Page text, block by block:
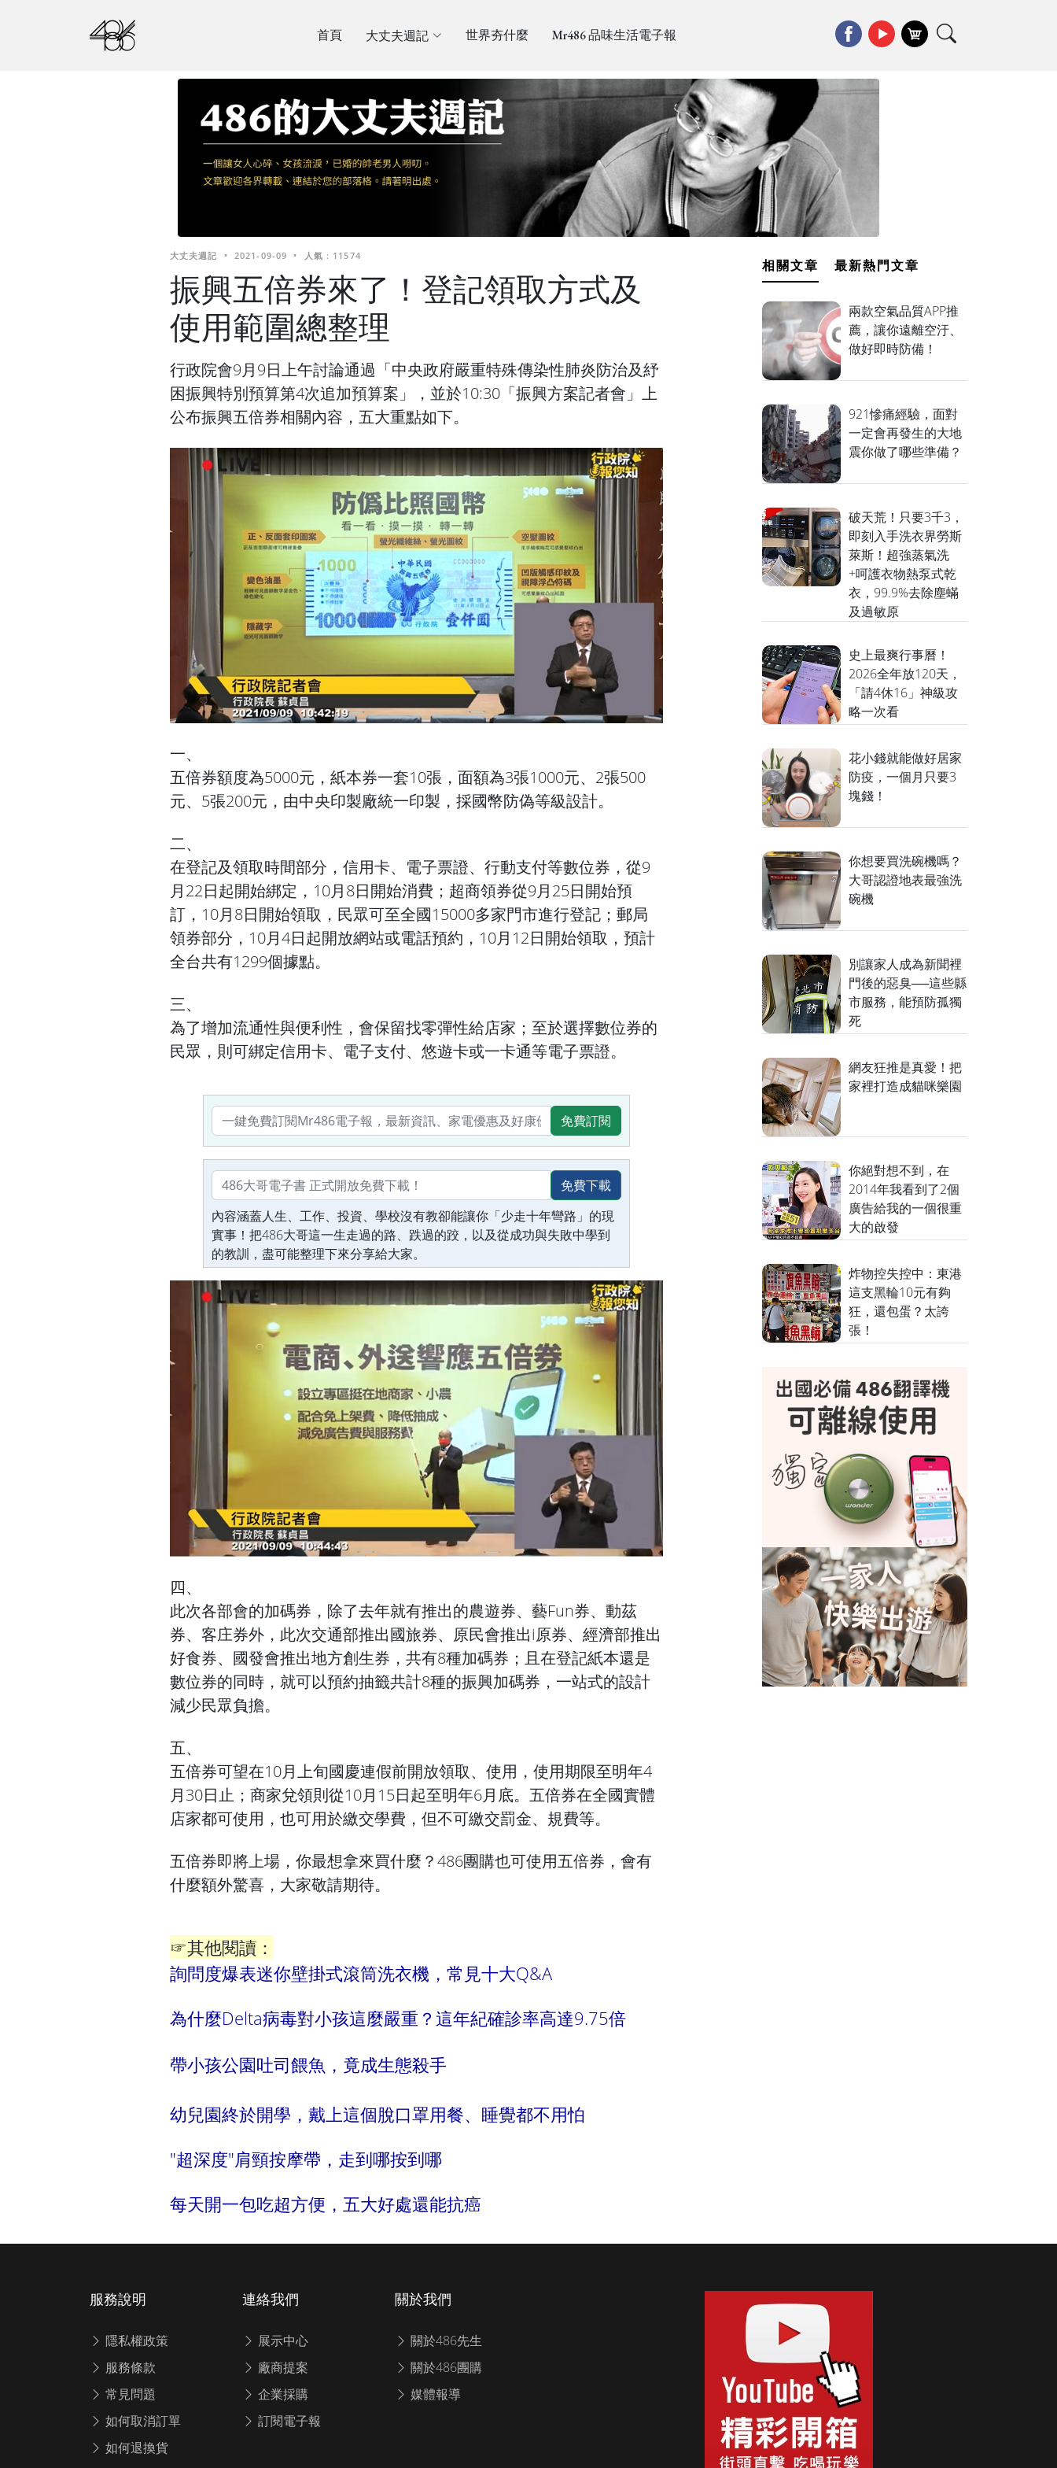
首頁 大丈夫週記 世界夯什麼 Mr486 品味生活電子報
大丈夫週記 • 2021-09-09 • 人氣 : 11574
振興五倍券來了！登記領取方式及
使用範圍總整理
行政院會9月9日上午討論通過「中央政府嚴重特殊傳染性肺炎防治及紓
困振興特別預算第4次追加預算案」，並於10:30「振興方案記者會」上
公布振興五倍券相關內容，五大重點如下。
一、
五倍券額度為5000元，紙本券一套10張，面額為3張1000元、2張500
元、5張200元，由中央印製廠統一印製，採國幣防偽等級設計。
二、
在登記及領取時間部分，信用卡、電子票證、行動支付等數位券，從9
月22日起開始綁定，10月8日開始消費；超商領券從9月25日開始預
訂，10月8日開始領取，民眾可至全國15000多家門市進行登記；郵局
領券部分，10月4日起開放網站或電話預約，10月12日開始領取，預計
全台共有1299個據點。
三、
為了增加流通性與便利性，會保留找零彈性給店家；至於選擇數位券的
民眾，則可綁定信用卡、電子支付、悠遊卡或一卡通等電子票證。
免費訂閱
免費下載
內容涵蓋人生、工作、投資、學校沒有教卻能讓你「少走十年彎路」的現
實事！把486大哥這一生走過的路、跌過的跤，以及從成功與失敗中學到
的教訓，盡可能整理下來分享給大家。
四、
此次各部會的加碼券，除了去年就有推出的農遊券、藝Fun券、動茲
券、客庄券外，此次交通部推出國旅券、原民會推出i原券、經濟部推出
好食券、國發會推出地方創生券，共有8種加碼券；且在登記紙本還是
數位券的同時，就可以預約抽籤共計8種的振興加碼券，一站式的設計
減少民眾負擔。
五、
五倍券可望在10月上旬國慶連假前開放領取、使用，使用期限至明年4
月30日止；商家兌領則從10月15日起至明年6月底。五倍券在全國實體
店家都可使用，也可用於繳交學費，但不可繳交罰金、規費等。
五倍券即將上場，你最想拿來買什麼？486團購也可使用五倍券，會有
什麼額外驚喜，大家敬請期待。
☞其他閱讀：
詢問度爆表迷你壁掛式滾筒洗衣機，常見十大Q&A
為什麼Delta病毒對小孩這麼嚴重？這年紀確診率高達9.75倍
帶小孩公園吐司餵魚，竟成生態殺手
幼兒園終於開學，戴上這個脫口罩用餐、睡覺都不用怕
"超深度"肩頸按摩帶，走到哪按到哪
每天開一包吃超方便，五大好處還能抗癌
相關文章 最新熱門文章
兩款空氣品質APP推
薦，讓你遠離空汙、
做好即時防備！
921慘痛經驗，面對
一定會再發生的大地
震你做了哪些準備？
破天荒！只要3千3，
即刻入手洗衣界勞斯
萊斯！超強蒸氣洗
+呵護衣物熱泵式乾
衣，99.9%去除塵蟎
及過敏原
史上最爽行事曆！
2026全年放120天，
「請4休16」神級攻
略一次看
花小錢就能做好居家
防疫，一個月只要3
塊錢！
你想要買洗碗機嗎？
大哥認證地表最強洗
碗機
別讓家人成為新聞裡
門後的惡臭──這些縣
市服務，能預防孤獨
死
網友狂推是真愛！把
家裡打造成貓咪樂園
你絕對想不到，在
2014年我看到了2個
廣告給我的一個很重
大的啟發
炸物控失控中：東港
這支黑輪10元有夠
狂，還包蛋？太誇
張！
服務說明
隱私權政策
服務條款
常見問題
如何取消訂單
如何退換貨
連絡我們
展示中心
廠商提案
企業採購
訂閱電子報
關於我們
關於486先生
關於486團購
媒體報導